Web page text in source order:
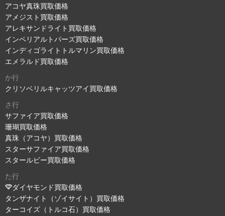
アコヤ真珠買取価格
アメジスト買取価格
アレキサンドライト買取価格
インペリアルトパーズ買取価格
インディゴライトトルマリン買取価格
エメラルド買取価格
か行
クリソベリルキャッツアイ買取価格
さ行
サファイア買取価格
珊瑚買取価格
真珠（アコヤ）買取価格
スターサファイア買取価格
スタールビー買取価格
た行
ダイヤモンド買取価格
タンザナイト（ゾイサイト）買取価格
ターコイズ（トルコ石）買取価格